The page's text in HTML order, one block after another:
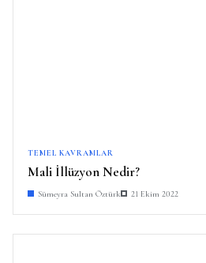
TEMEL KAVRAMLAR
Mali İllüzyon Nedir?
Sümeyra Sultan Öztürk 21 Ekim 2022